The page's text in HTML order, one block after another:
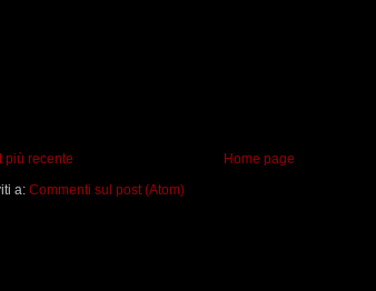
più recente
Home page
a: Commenti sul post (Atom)